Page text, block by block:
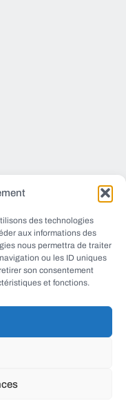
des technologies
aux informations des
nous permettra de traiter
ou les ID uniques
son consentement
et fonctions.
Qui sommes nous ?
Sources et Blogs
Numéros utiles
FORMACREA